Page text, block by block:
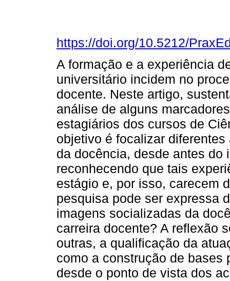
https://doi.org/10.5212/
A formação e a experiência
universitário incidem no
docente. Neste artigo,
análise de alguns
estagiários dos cursos de
objetivo é focalizar
da docência, desde antes do
reconhecendo que tais
estágio e, por isso, carecem
pesquisa pode ser expressa
imagens socializadas da
carreira docente? A reflexão
outras, a qualificação da
como a construção de bases
desde o ponto de vista dos